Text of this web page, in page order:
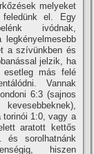
melyeket
feledünk el. Egy
ivódnak,
legkényelmesebb
a szí­vünkben és
jelzik, ha
esetleg más felé
Vannak
6:3 (sajnos
torinói 1:0, vagy a
aratott kettős
és sorolhatnánk
hiszen